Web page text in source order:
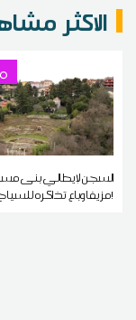
الاكثر
السجن لإيطالي بنى
مزيفا وباع تذاكره للسياح!